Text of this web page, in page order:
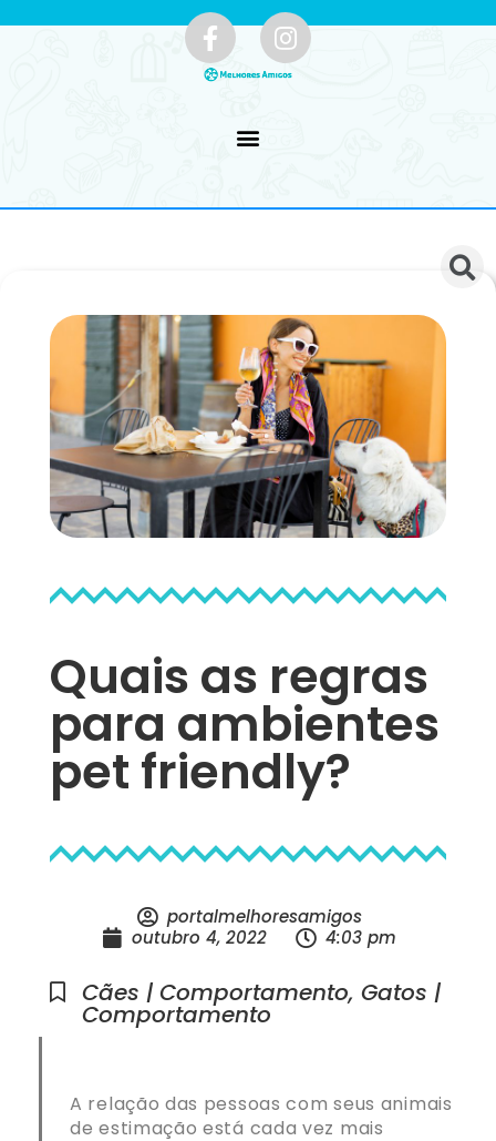
Quais as regras
para ambientes
pet friendly?
portalmelhoresamigos
outubro 4, 2022
4:03 pm
Cães | Comportamento, Gatos |
Comportamento
A relação das pessoas com seus animais
de estimação está cada vez mais